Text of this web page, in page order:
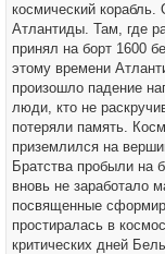
космический
Атлантиды. Там, где
принял на борт 1600
этому времени
произошло падение
люди, кто не
потеряли память.
приземлился на
Братства пробыли на
вновь не заработало
посвященные
простиралась в
критических дней